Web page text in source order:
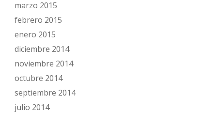
marzo 2015
febrero 2015
enero 2015
diciembre 2014
noviembre 2014
octubre 2014
septiembre 2014
julio 2014